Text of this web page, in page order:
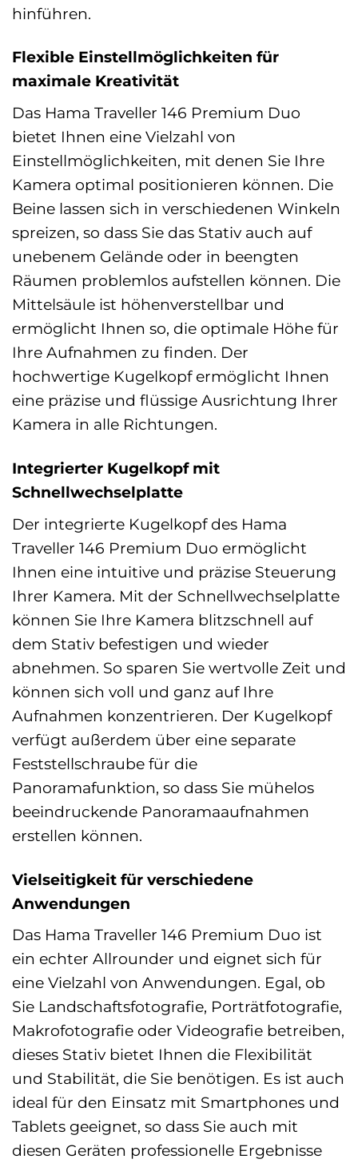
hinführen.
Flexible Einstellmöglichkeiten für
maximale Kreativität
Das Hama Traveller 146 Premium Duo
bietet Ihnen eine Vielzahl von
Einstellmöglichkeiten, mit denen Sie Ihre
Kamera optimal positionieren können. Die
Beine lassen sich in verschiedenen Winkeln
spreizen, so dass Sie das Stativ auch auf
unebenem Gelände oder in beengten
Räumen problemlos aufstellen können. Die
Mittelsäule ist höhenverstellbar und
ermöglicht Ihnen so, die optimale Höhe für
Ihre Aufnahmen zu finden. Der
hochwertige Kugelkopf ermöglicht Ihnen
eine präzise und flüssige Ausrichtung Ihrer
Kamera in alle Richtungen.
Integrierter Kugelkopf mit
Schnellwechselplatte
Der integrierte Kugelkopf des Hama
Traveller 146 Premium Duo ermöglicht
Ihnen eine intuitive und präzise Steuerung
Ihrer Kamera. Mit der Schnellwechselplatte
können Sie Ihre Kamera blitzschnell auf
dem Stativ befestigen und wieder
abnehmen. So sparen Sie wertvolle Zeit und
können sich voll und ganz auf Ihre
Aufnahmen konzentrieren. Der Kugelkopf
verfügt außerdem über eine separate
Feststellschraube für die
Panoramafunktion, so dass Sie mühelos
beeindruckende Panoramaaufnahmen
erstellen können.
Vielseitigkeit für verschiedene
Anwendungen
Das Hama Traveller 146 Premium Duo ist
ein echter Allrounder und eignet sich für
eine Vielzahl von Anwendungen. Egal, ob
Sie Landschaftsfotografie, Porträtfotografie,
Makrofotografie oder Videografie betreiben,
dieses Stativ bietet Ihnen die Flexibilität
und Stabilität, die Sie benötigen. Es ist auch
ideal für den Einsatz mit Smartphones und
Tablets geeignet, so dass Sie auch mit
diesen Geräten professionelle Ergebnisse